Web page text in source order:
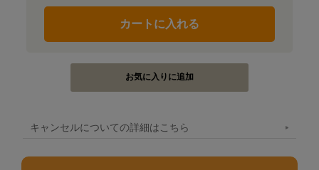
キャンセルについての詳細はこちら